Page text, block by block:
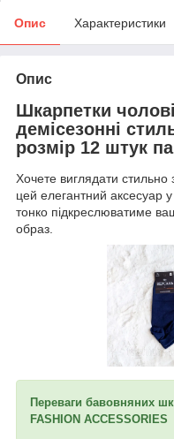
Опис Характеристики
Опис
Шкарпетки
демісезонні
розмір 12 штук
Хочете виглядати стильно
цей елегантний аксесуар
тонко підкреслюватиме
образ.
Переваги бавовняних
FASHION ACCESSORIES